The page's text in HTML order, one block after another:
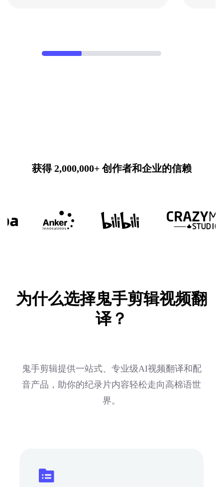
获得 2,000,000+ 创作者和企业的信赖
为什么选择鬼手剪辑视频翻
译？
鬼手剪辑提供一站式、专业级AI视频翻译和配
音产品，助你的纪录片内容轻松走向高棉语世
界。